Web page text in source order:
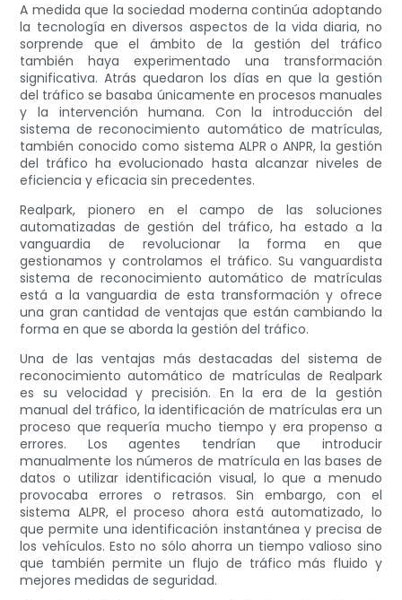
A medida que la sociedad moderna continúa adoptando
la tecnología en diversos aspectos de la vida diaria, no
sorprende que el ámbito de la gestión del tráfico
también haya experimentado una transformación
significativa. Atrás quedaron los días en que la gestión
del tráfico se basaba únicamente en procesos manuales
y la intervención humana. Con la introducción del
sistema de reconocimiento automático de matrículas,
también conocido como sistema ALPR o ANPR, la gestión
del tráfico ha evolucionado hasta alcanzar niveles de
eficiencia y eficacia sin precedentes.
Realpark, pionero en el campo de las soluciones
automatizadas de gestión del tráfico, ha estado a la
vanguardia de revolucionar la forma en que
gestionamos y controlamos el tráfico. Su vanguardista
sistema de reconocimiento automático de matrículas
está a la vanguardia de esta transformación y ofrece
una gran cantidad de ventajas que están cambiando la
forma en que se aborda la gestión del tráfico.
Una de las ventajas más destacadas del sistema de
reconocimiento automático de matrículas de Realpark
es su velocidad y precisión. En la era de la gestión
manual del tráfico, la identificación de matrículas era un
proceso que requería mucho tiempo y era propenso a
errores. Los agentes tendrían que introducir
manualmente los números de matrícula en las bases de
datos o utilizar identificación visual, lo que a menudo
provocaba errores o retrasos. Sin embargo, con el
sistema ALPR, el proceso ahora está automatizado, lo
que permite una identificación instantánea y precisa de
los vehículos. Esto no sólo ahorra un tiempo valioso sino
que también permite un flujo de tráfico más fluido y
mejores medidas de seguridad.